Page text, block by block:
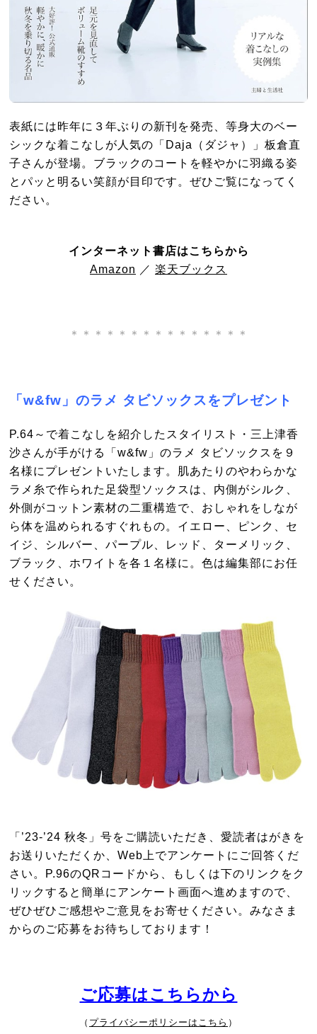
表紙には昨年に３年ぶりの新刊を発売、等身大のベー
シックな着こなしが人気の「Daja（ダジャ）」板倉直
子さんが登場。ブラックのコートを軽やかに羽織る姿
とパッと明るい笑顔が目印です。ぜひご覧になってく
ださい。
インターネット書店はこちらから
Amazon ／ 楽天ブックス
＊＊＊＊＊＊＊＊＊＊＊＊＊＊＊
「w&fw」のラメ タビソックスをプレゼント
P.64～で着こなしを紹介したスタイリスト・三上津香
沙さんが手がける「w&fw」のラメ タビソックスを９
名様にプレゼントいたします。肌あたりのやわらかな
ラメ糸で作られた足袋型ソックスは、内側がシルク、
外側がコットン素材の二重構造で、おしゃれをしなが
ら体を温められるすぐれもの。イエロー、ピンク、セ
イジ、シルバー、パープル、レッド、ターメリック、
ブラック、ホワイトを各１名様に。色は編集部にお任
せください。
「’23-’24 秋冬」号をご購読いただき、愛読者はがきを
お送りいただくか、Web上でアンケートにご回答くだ
さい。P.96のQRコードから、もしくは下のリンクをク
リックすると簡単にアンケート画面へ進めますので、
ぜひぜひご感想やご意見をお寄せください。みなさま
からのご応募をお待ちしております！
ご応募はこちらから
（ プライバシーポリシーはこちら ）